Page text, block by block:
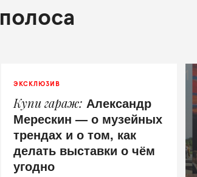
полоса
ЭКСКЛЮЗИВ
Купи гараж Александр
Мерескин — о музейных
трендах и о том, как
делать выставки о чём
угодно